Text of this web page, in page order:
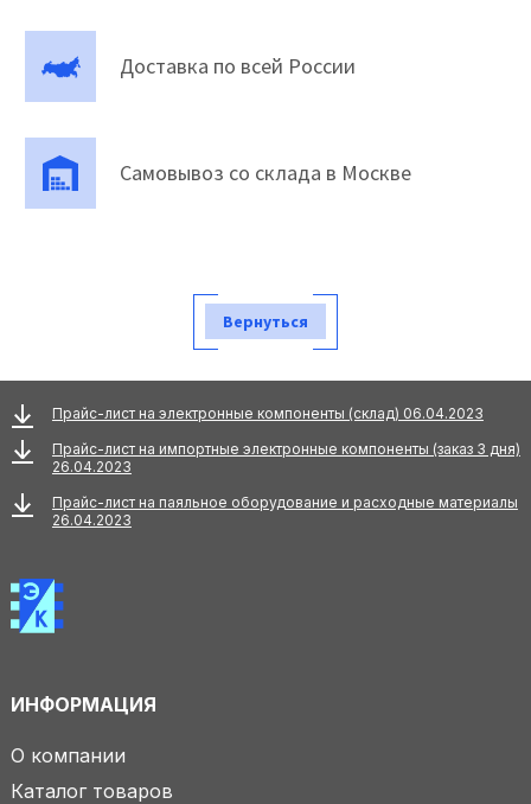
Доставка по всей России
Самовывоз со склада в Москве
Вернуться
Прайс-лист на электронные компоненты (склад) 06.04.2023
Прайс-лист на импортные электронные компоненты (заказ 3 дня)
26.04.2023
Прайс-лист на паяльное оборудование и расходные материалы
26.04.2023
ИНФОРМАЦИЯ
О компании
Каталог товаров